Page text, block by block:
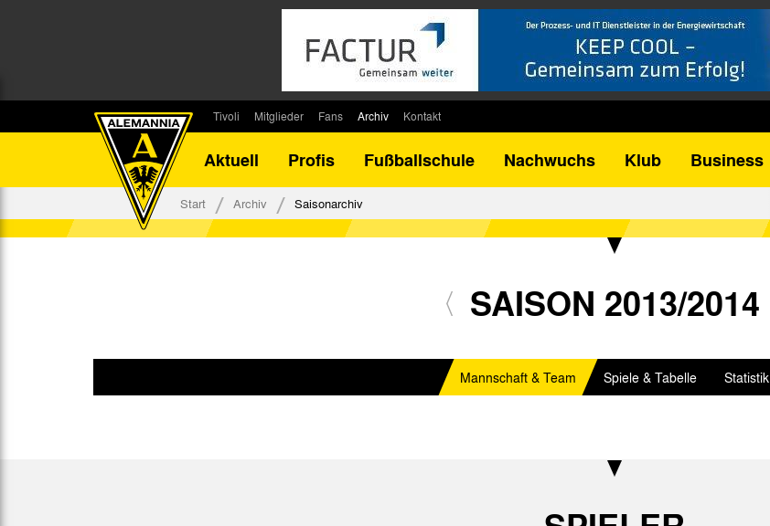
Tivoli
Stadionsprecher
Stadiongaststätte Klömpchensklub
Mitglieder
Kontakt
Fans
Fanbeirat
Fan-Klubs
Archiv
Bilanz DFB-Pokal
Kontakt
Aktuell
Profis Fußballschule Nachwuchs Klub Business
Start Archiv Saisonarchiv
SAISON 2013/2014
Mannschaft & Team Spiele & Tabelle Statistik